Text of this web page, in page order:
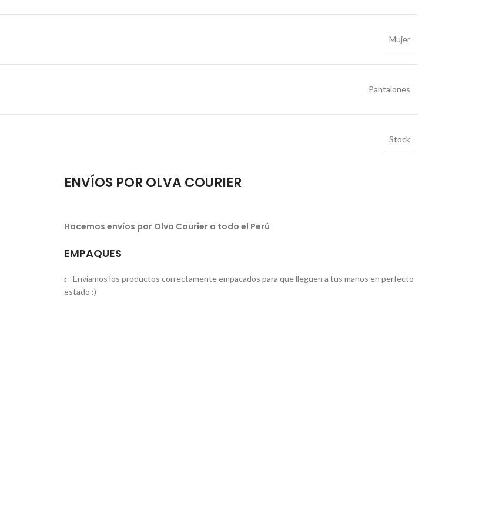
Mujer
Pantalones
Stock
ENVÍOS POR OLVA COURIER
Hacemos envíos por Olva Courier a todo el Perú
EMPAQUES
Enviamos los productos correctamente empacados para que lleguen a tus manos en perfecto
estado :)